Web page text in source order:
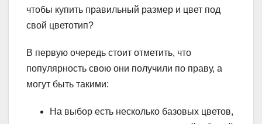
чтобы купить правильный размер и цвет под
свой цветотип?
В первую очередь стоит отметить, что
популярность свою они получили по праву, а
могут быть такими:
На выбор есть несколько базовых цветов,